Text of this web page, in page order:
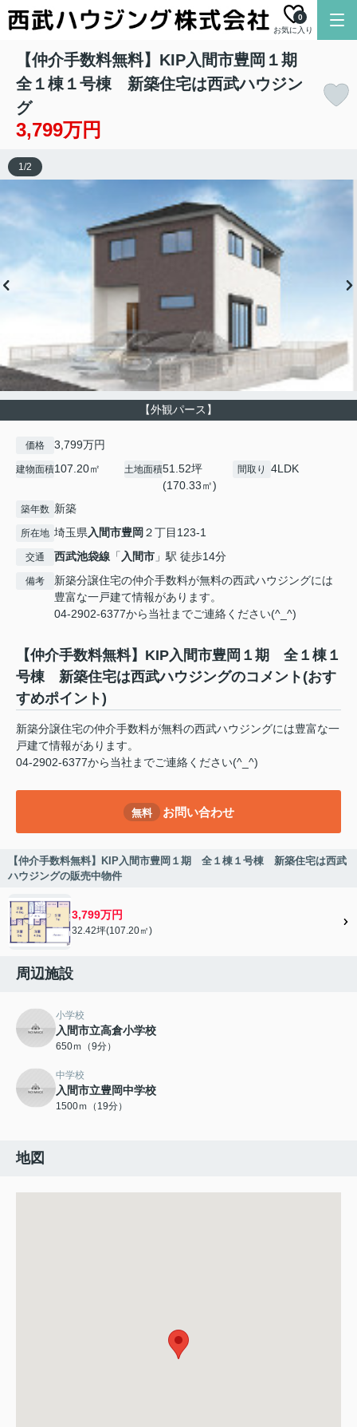
お気に入り
0
【仲介手数料無料】KIP入間市豊岡１期
全１棟１号棟 新築住宅は西武ハウジン
グ
3,799万円
【外観パース】
1/2
価格 3,799万円
建物面積107.20㎡ 土地面積51.52坪
(170.33㎡)
間取り 4LDK
築年数 新築
所在地 埼玉県入間市豊岡 ２丁目123-1
交通 西武池袋線 「入間市 」駅 徒歩14分
備考
新築分譲住宅の仲介手数料が無料の西武ハウジングには
豊富な一戸建て情報があります。
04-2902-6377から当社までご連絡ください(^_^)
【仲介手数料無料】KIP入間市豊岡１期 全１棟１
号棟 新築住宅は西武ハウジングのコメント(おす
すめポイント)
新築分譲住宅の仲介手数料が無料の西武ハウジングには豊富な一
戸建て情報があります。
04-2902-6377から当社までご連絡ください(^_^)
無料 お問い合わせ
【仲介手数料無料】KIP入間市豊岡１期 全１棟１号棟 新築住宅は西武
ハウジングの販売中物件
3,799万円
32.42坪(107.20㎡)
周辺施設
小学校
入間市立高倉小学校
650ｍ（9分）
中学校
入間市立豊岡中学校
1500ｍ（19分）
地図